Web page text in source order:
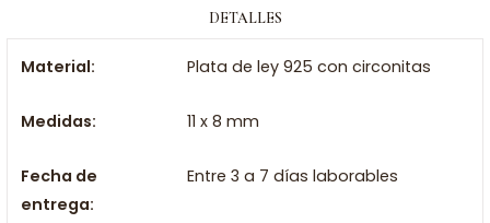
DETALLES
Material: Plata de ley 925 con circonitas
Medidas: 11 x 8 mm
Fecha de
entrega:
Entre 3 a 7 días laborables